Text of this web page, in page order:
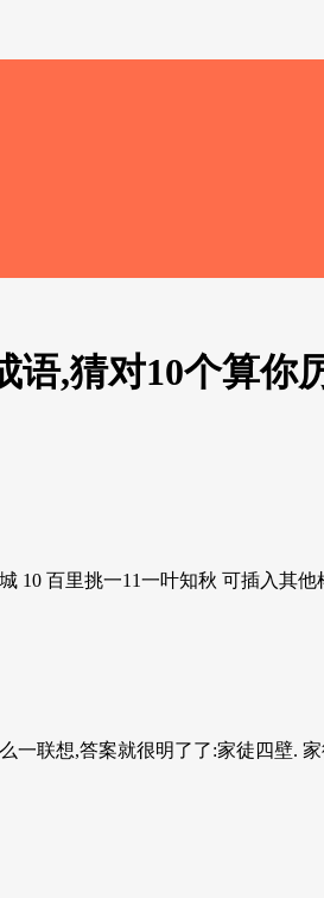
语,猜对10个算你
10 百里挑一11一叶知秋 可插入其
联想,答案就很明了了:家徒四壁.